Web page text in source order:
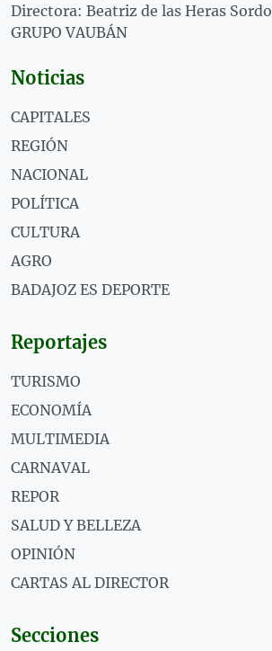
Directora: Beatriz de las Heras Sordo
GRUPO VAUBÁN
Noticias
CAPITALES
REGIÓN
NACIONAL
POLÍTICA
CULTURA
AGRO
BADAJOZ ES DEPORTE
Reportajes
TURISMO
ECONOMÍA
MULTIMEDIA
CARNAVAL
REPOR
SALUD Y BELLEZA
OPINIÓN
CARTAS AL DIRECTOR
Secciones